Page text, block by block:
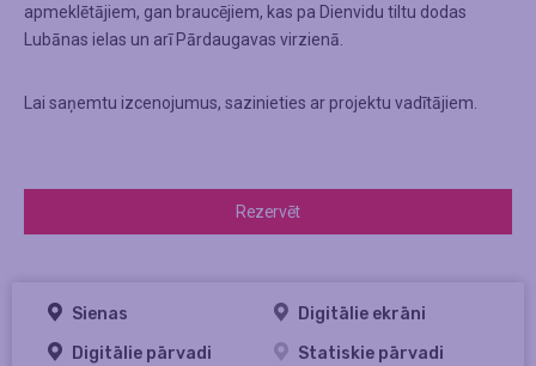
apmeklētājiem, gan braucējiem, kas pa Dienvidu tiltu dodas
Lubānas ielas un arī Pārdaugavas virzienā.
Lai saņemtu izcenojumus, sazinieties ar projektu vadītājiem.
Rezervēt
Sienas
Digitālie ekrāni
Digitālie pārvadi
Statiskie pārvadi